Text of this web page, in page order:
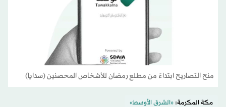
منح التصاريح ابتداءً من مطلع رمضان للأشخاص المحصنين (سدايا)
مكة المكرمة:«الشرق الأوسط»